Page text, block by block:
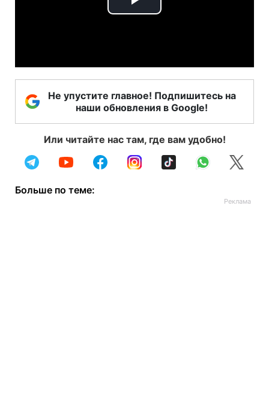
Play
Не упустите главное! Подпишитесь на
наши обновления в Google!
Или читайте нас там, где вам удобно!
Больше по теме: